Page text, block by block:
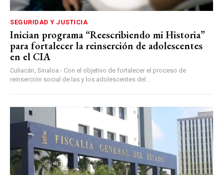
SEGURIDAD Y JUSTICIA
Inician programa “Reescribiendo mi Historia”
para fortalecer la reinserción de adolescentes
en el CIA
Culiacán, Sinaloa.- Con el objetivo de fortalecer el proceso de
reinserción social de las y los adolescentes del...